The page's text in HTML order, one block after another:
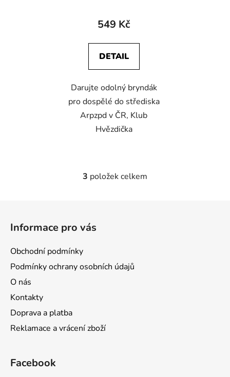
549 Kč
DETAIL
Darujte odolný bryndák
pro dospělé do střediska
Arpzpd v ČR, Klub
Hvězdička
O
í
p
3 položek celkem
Informace pro vás
Obchodní podmínky
Podmínky ochrany osobních údajů
O nás
Kontakty
Doprava a platba
Reklamace a vrácení zboží
Facebook